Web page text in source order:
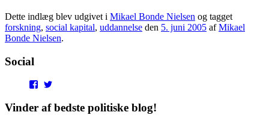
Dette indlæg blev udgivet i Mikael Bonde Nielsen og tagget
forskning, social kapital, uddannelse den 5. juni 2005 afMikael
Bonde Nielsen.
Social
View
profile
on
profile
on
Vinder af bedste politiske blog!